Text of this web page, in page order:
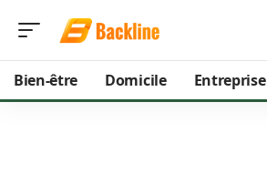
Bien-être Domicile Entreprise